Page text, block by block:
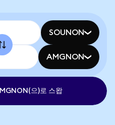
SOUNON
AMGNON
으)로 스왑